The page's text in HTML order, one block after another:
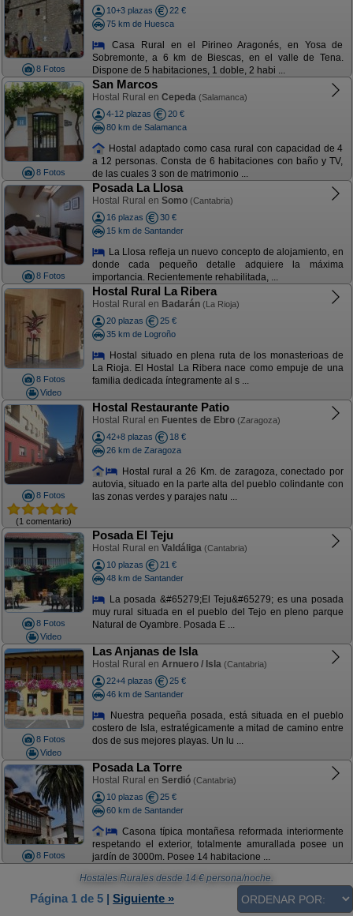
8 Fotos
10+3 plazas
22 €
75 km de Huesca
Casa Rural en el Pirineo Aragonés, en Yosa de
Sobremonte, a 6 km de Biescas, en el valle de Tena.
Dispone de 5 habitaciones, 1 doble, 2 habi ...
8 Fotos
San Marcos
Hostal Rural en Cepeda (Salamanca)
4-12 plazas
20 €
80 km de Salamanca
Hostal adaptado como casa rural con capacidad de 4
a 12 personas. Consta de 6 habitaciones con baño y TV,
de las cuales 3 son de matrimonio ...
8 Fotos
Posada La Llosa
Hostal Rural en Somo (Cantabria)
16 plazas
30 €
15 km de Santander
La Llosa refleja un nuevo concepto de alojamiento, en
donde cada pequeño detalle adquiere la máxima
importancia. Recientemente rehabilitada, ...
8 Fotos
Video
Hostal Rural La Ribera
Hostal Rural en Badarán (La Rioja)
20 plazas
25 €
35 km de Logroño
Hostal situado en plena ruta de los monasterioas de
La Rioja. El Hostal La Ribera nace como empuje de una
familia dedicada íntegramente al s ...
8 Fotos
(1 comentario)
Hostal Restaurante Patio
Hostal Rural en Fuentes de Ebro (Zaragoza)
42+8 plazas
18 €
26 km de Zaragoza
Hostal rural a 26 Km. de zaragoza, conectado por
autovia, situado en la parte alta del pueblo colindante con
las zonas verdes y parajes natu ...
8 Fotos
Video
Posada El Teju
Hostal Rural en Valdáliga (Cantabria)
10 plazas
21 €
48 km de Santander
La posada &#65279;El Teju&#65279; es una posada
muy rural situada en el pueblo del Tejo en pleno parque
Natural de Oyambre. Posada E ...
8 Fotos
Video
Las Anjanas de Isla
Hostal Rural en Arnuero / Isla (Cantabria)
22+4 plazas
25 €
46 km de Santander
Nuestra pequeña posada, está situada en el pueblo
costero de Isla, estratégicamente a mitad de camino entre
dos de sus mejores playas. Un lu ...
8 Fotos
Posada La Torre
Hostal Rural en Serdió (Cantabria)
10 plazas
25 €
60 km de Santander
Casona típica montañesa reformada interiormente
respetando el exterior, totalmente amurallada posee un
jardín de 3000m. Posee 14 habitacione ...
Hostales Rurales desde 14 € persona/noche.
Página 1 de 5 | Siguiente »